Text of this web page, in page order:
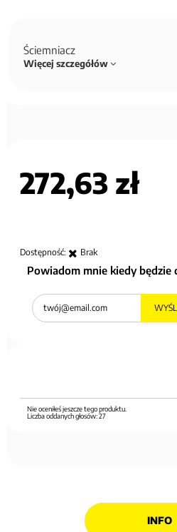
Ściemniacz
Więcej szczegółów
272,63 zł
Dostępność: Brak
Powiadom mnie kiedy będzie
Nie oceniłeś jeszcze tego produktu.
Liczba oddanych głosów:27
INFO